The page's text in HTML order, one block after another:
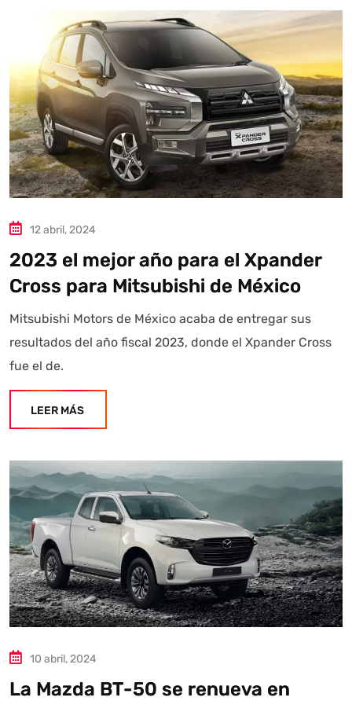
12 abril, 2024
2023 el mejor año para el Xpander
Cross para Mitsubishi de México
Mitsubishi Motors de México acaba de entregar sus
resultados del año fiscal 2023, donde el Xpander Cross
fue el de.
LEER MÁS
10 abril, 2024
La Mazda BT-50 se renueva en